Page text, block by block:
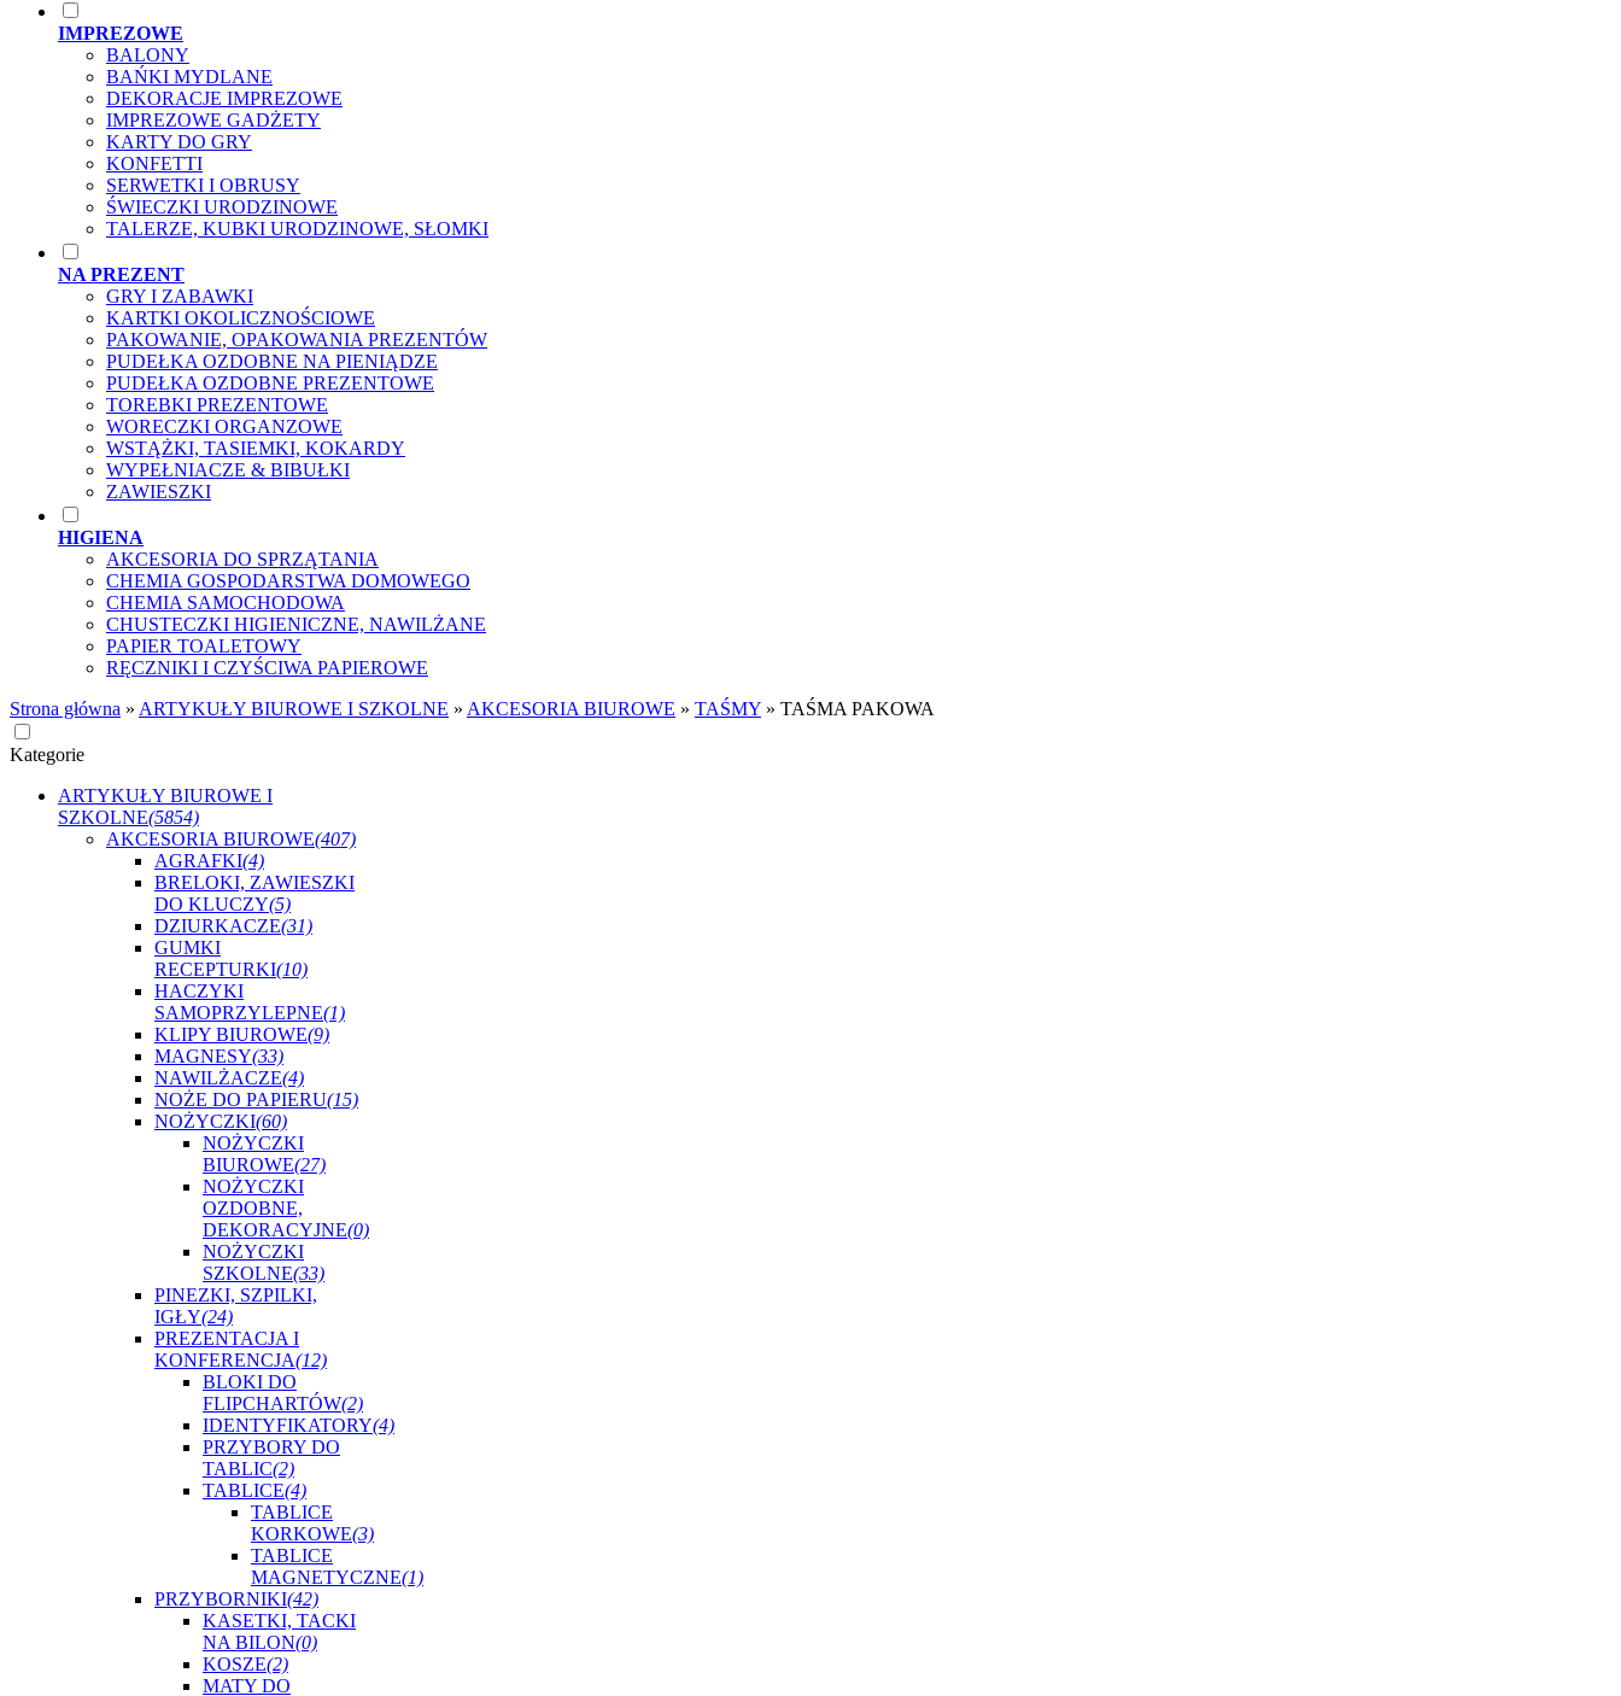
IMPREZOWE
BALONY
BAŃKI MYDLANE
DEKORACJE IMPREZOWE
IMPREZOWE GADŻETY
KARTY DO GRY
KONFETTI
SERWETKI I OBRUSY
ŚWIECZKI URODZINOWE
TALERZE, KUBKI URODZINOWE, SŁOMKI
NA PREZENT
GRY I ZABAWKI
KARTKI OKOLICZNOŚCIOWE
PAKOWANIE, OPAKOWANIA PREZENTÓW
PUDEŁKA OZDOBNE NA PIENIĄDZE
PUDEŁKA OZDOBNE PREZENTOWE
TOREBKI PREZENTOWE
WORECZKI ORGANZOWE
WSTĄŻKI, TASIEMKI, KOKARDY
WYPEŁNIACZE & BIBUŁKI
ZAWIESZKI
HIGIENA
AKCESORIA DO SPRZĄTANIA
CHEMIA GOSPODARSTWA DOMOWEGO
CHEMIA SAMOCHODOWA
CHUSTECZKI HIGIENICZNE, NAWILŻANE
PAPIER TOALETOWY
RĘCZNIKI I CZYŚCIWA PAPIEROWE
Strona główna » ARTYKUŁY BIUROWE I SZKOLNE » AKCESORIA BIUROWE » TAŚMY » TAŚMA PAKOWA
Kategorie
ARTYKUŁY BIUROWE I
SZKOLNE(5854)
AKCESORIA BIUROWE(407)
AGRAFKI(4)
BRELOKI, ZAWIESZKI
DO KLUCZY(5)
DZIURKACZE(31)
GUMKI
RECEPTURKI(10)
HACZYKI
SAMOPRZYLEPNE(1)
KLIPY BIUROWE(9)
MAGNESY(33)
NAWILŻACZE(4)
NOŻE DO PAPIERU(15)
NOŻYCZKI(60)
NOŻYCZKI
BIUROWE(27)
NOŻYCZKI
OZDOBNE,
DEKORACYJNE(0)
NOŻYCZKI
SZKOLNE(33)
PINEZKI, SZPILKI,
IGŁY(24)
PREZENTACJA I
KONFERENCJA(12)
BLOKI DO
FLIPCHARTÓW(2)
IDENTYFIKATORY(4)
PRZYBORY DO
TABLIC(2)
TABLICE(4)
TABLICE
KORKOWE(3)
TABLICE
MAGNETYCZNE(1)
PRZYBORNIKI(42)
KASETKI, TACKI
NA BILON(0)
KOSZE(2)
MATY DO